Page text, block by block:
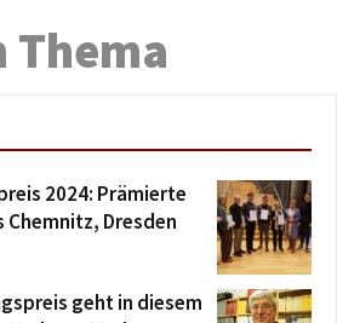
Thema
2024: Prämierte
Chemnitz, Dresden
geht in diesem